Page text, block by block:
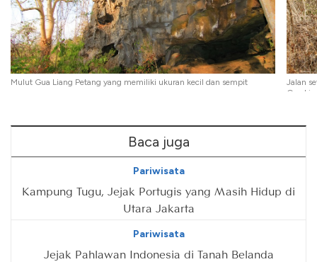
Mulut Gua Liang Petang yang memiliki ukuran kecil dan sempit
Jalan
Gua
Baca juga
Pariwisata
Kampung Tugu, Jejak Portugis yang Masih Hidup di
Utara Jakarta
Pariwisata
Jejak Pahlawan Indonesia di Tanah Belanda